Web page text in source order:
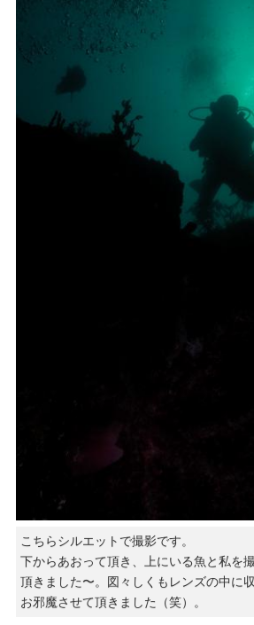
こちらシルエットで撮影です。
下からあおって頂き、上にいる魚と私を
頂きました〜。図々しくもレンズの中に収
お邪魔させて頂きました（笑）。